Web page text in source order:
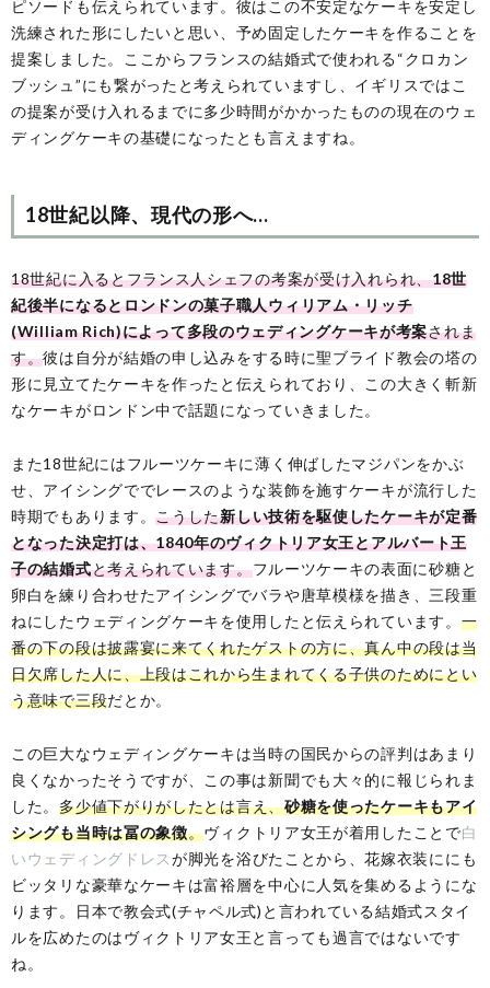
ピソードも伝えられています。彼はこの不安定なケーキを安定し
洗練された形にしたいと思い、予め固定したケーキを作ることを
提案しました。ここからフランスの結婚式で使われる“クロカン
ブッシュ”にも繋がったと考えられていますし、イギリスではこ
の提案が受け入れるまでに多少時間がかかったものの現在のウェ
ディングケーキの基礎になったとも言えますね。
18世紀以降、現代の形へ…
18世紀に入るとフランス人シェフの考案が受け入れられ、18世
紀後半になるとロンドンの菓子職人ウィリアム・リッチ
(William Rich)によって多段のウェディングケーキが考案されま
す。彼は自分が結婚の申し込みをする時に聖ブライド教会の塔の
形に見立てたケーキを作ったと伝えられており、この大きく斬新
なケーキがロンドン中で話題になっていきました。
また18世紀にはフルーツケーキに薄く伸ばしたマジパンをかぶ
せ、アイシングででレースのような装飾を施すケーキが流行した
時期でもあります。こうした新しい技術を駆使したケーキが定番
となった決定打は、1840年のヴィクトリア女王とアルバート王
子の結婚式と考えられています。フルーツケーキの表面に砂糖と
卵白を練り合わせたアイシングでバラや唐草模様を描き、三段重
ねにしたウェディングケーキを使用したと伝えられています。 一
番の下の段は披露宴に来てくれたゲストの方に、真ん中の段は当
日欠席した人に、上段はこれから生まれてくる子供のためにとい
う意味で三段だとか。
この巨大なウェディングケーキは当時の国民からの評判はあまり
良くなかったそうですが、この事は新聞でも大々的に報じられま
した。多少値下がりがしたとは言え、砂糖を使ったケーキもアイ
シングも当時は冨の象徴。ヴィクトリア女王が着用したことで白
いウェディングドレスが脚光を浴びたことから、花嫁衣装ににも
ビッタリな豪華なケーキは富裕層を中心に人気を集めるようにな
ります。日本で教会式(チャペル式)と言われている結婚式スタイ
ルを広めたのはヴィクトリア女王と言っても過言ではないです
ね。